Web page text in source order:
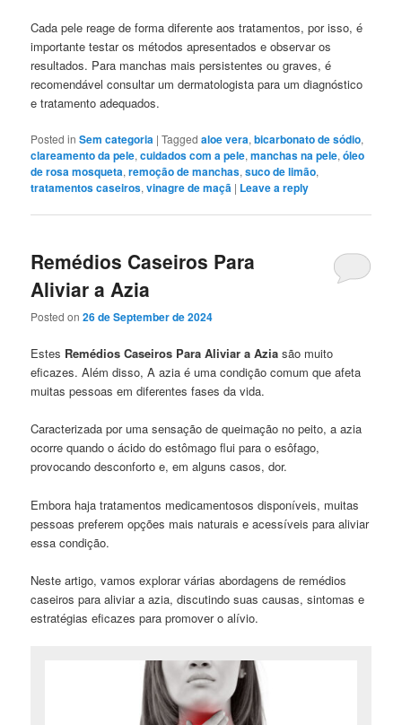
Cada pele reage de forma diferente aos tratamentos, por isso, é
importante testar os métodos apresentados e observar os
resultados. Para manchas mais persistentes ou graves, é
recomendável consultar um dermatologista para um diagnóstico
e tratamento adequados.
Posted in Sem categoria |Tagged aloe vera,bicarbonato de sódio,
clareamento da pele,cuidados com a pele,manchas na pele,óleo
de rosa mosqueta,remoção de manchas,suco de limão,
tratamentos caseiros,vinagre de maçã | Leave a reply
Remédios Caseiros Para
Aliviar a Azia
Posted on26 de September de 2024
Estes Remédios Caseiros Para Aliviar a Azia são muito
eficazes. Além disso, A azia é uma condição comum que afeta
muitas pessoas em diferentes fases da vida.
Caracterizada por uma sensação de queimação no peito, a azia
ocorre quando o ácido do estômago flui para o esôfago,
provocando desconforto e, em alguns casos, dor.
Embora haja tratamentos medicamentosos disponíveis, muitas
pessoas preferem opções mais naturais e acessíveis para aliviar
essa condição.
Neste artigo, vamos explorar várias abordagens de remédios
caseiros para aliviar a azia, discutindo suas causas, sintomas e
estratégias eficazes para promover o alívio.